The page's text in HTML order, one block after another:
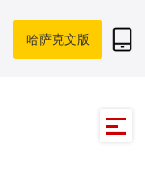
哈萨克文版